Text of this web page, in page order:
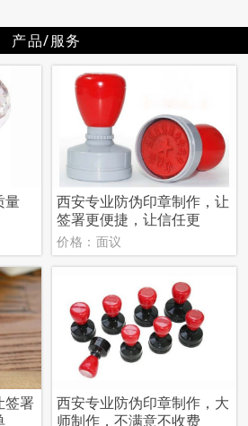
产品/服务
量
西安专业防伪印章制作，让
签署更便捷，让信任更
价格：面议
签署
西安专业防伪印章制作，大
师制作，不满意不收费